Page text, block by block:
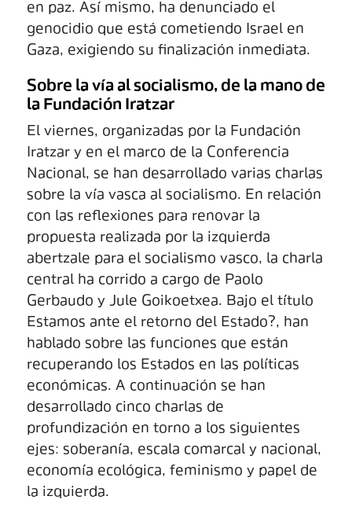
en paz. Así mismo, ha denunciado el
genocidio que está cometiendo Israel en
Gaza, exigiendo su finalización inmediata.
Sobre la vía al socialismo, de la mano de
la Fundación Iratzar
El viernes, organizadas por la Fundación
Iratzar y en el marco de la Conferencia
Nacional, se han desarrollado varias charlas
sobre la vía vasca al socialismo. En relación
con las reflexiones para renovar la
propuesta realizada por la izquierda
abertzale para el socialismo vasco, la charla
central ha corrido a cargo de Paolo
Gerbaudo y Jule Goikoetxea. Bajo el título
Estamos ante el retorno del Estado?, han
hablado sobre las funciones que están
recuperando los Estados en las políticas
económicas. A continuación se han
desarrollado cinco charlas de
profundización en torno a los siguientes
ejes: soberanía, escala comarcal y nacional,
economía ecológica, feminismo y papel de
la izquierda.